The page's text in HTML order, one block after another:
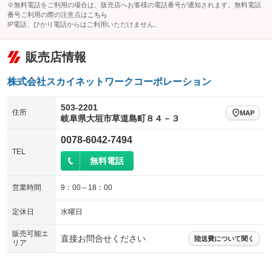
※無料電話をご利用の場合は、販売店へお客様の電話番号が通知されます。無料電話
番号ご利用の際の注意点は こちら
IP電話、ひかり電話からはご利用いただけません。
販売店情報
株式会社スカイネットワークコーポレーション
住所
503-2201
岐阜県大垣市草道島町８４－３
MAP
TEL
0078-6042-7494
無料電話
営業時間 9：00～18：00
定休日 水曜日
販売可能エ
リア
直接お問合せください 陸送費について聞く